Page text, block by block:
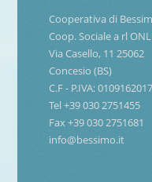
Cooperativa di
Coop. Sociale a rl
Via Casello, 11 25062
Concesio (BS)
C.F - P.IVA:
Tel +39 030 2751455
Fax +39 030 2751681
info@bessimo.it